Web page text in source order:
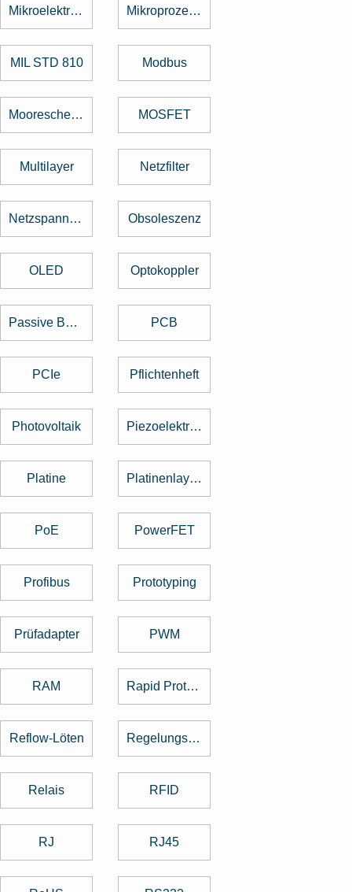
Mikroelektronik Mikroprozessor
MIL STD 810 Modbus
Mooresche Gesetz MOSFET
Multilayer Netzfilter
Netzspannung Obsoleszenz
OLED Optokoppler
Passive Bauelemente PCB
PCIe Pflichtenheft
Photovoltaik Piezoelektrischer Sensor
Platine Platinenlayout
PoE PowerFET
Profibus Prototyping
Prüfadapter PWM
RAM Rapid Prototyping
Reflow-Löten Regelungstechnik
Relais RFID
RJ RJ45